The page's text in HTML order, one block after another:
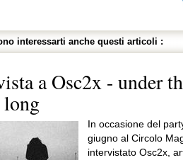
interessarti anche questi articoli :
a Osc2x - under
In occasione del
giugno al Circolo
intervistato Osc2x,